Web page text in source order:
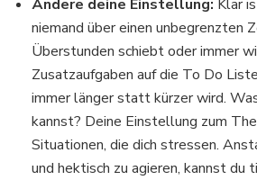
Ändere deine Einstellung: Klar
niemand über einen unbegrenzten
Überstunden schiebt oder immer
Zusatzaufgaben auf die To Do
immer länger statt kürzer wird.
kannst? Deine Einstellung zum
Situationen, die dich stressen.
und hektisch zu agieren, kannst du